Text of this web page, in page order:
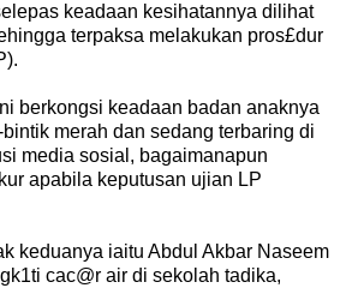
keadaan kesihatannya dilihat
terpaksa melakukan pros£dur
berkongsi keadaan badan anaknya
merah dan sedang terbaring di
media sosial, bagaimanapun
apabila keputusan ujian LP
keduanya iaitu Abdul Akbar Naseem
cac@r air di sekolah tadika,